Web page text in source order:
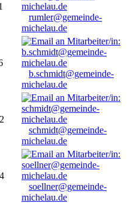
rumler@gemeinde-
michelau.de
b.schmidt@gemeinde-
michelau.de
schmidt@gemeinde-
michelau.de
soellner@gemeinde-
michelau.de